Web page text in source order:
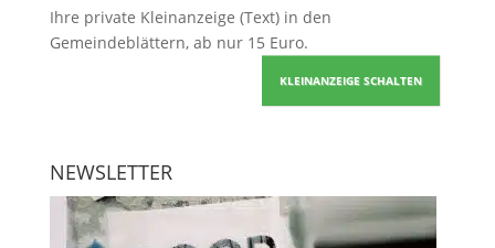
Ihre private Kleinanzeige (Text) in den
Gemeindeblättern, ab nur 15 Euro.
KLEINANZEIGE SCHALTEN
NEWSLETTER